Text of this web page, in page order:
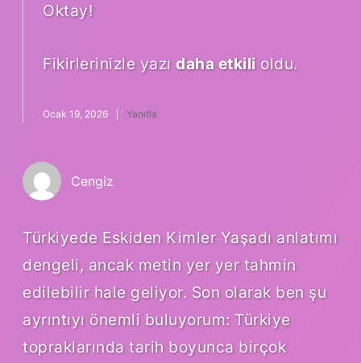
Oktay!
Fikirlerinizle yazı daha etkilioldu.
Ocak 19, 2026 Yanıtla
Cengiz
Türkiyede Eskiden Kimler Yaşadı anlatımı
dengeli, ancak metin yer yer tahmin
edilebilir hale geliyor. Son olarak ben şu
ayrıntıyı önemli buluyorum: Türkiye
topraklarında tarih boyunca birçok